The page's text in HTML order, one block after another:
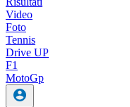
Video
Foto
Tennis
Drive UP
F1
MotoGp